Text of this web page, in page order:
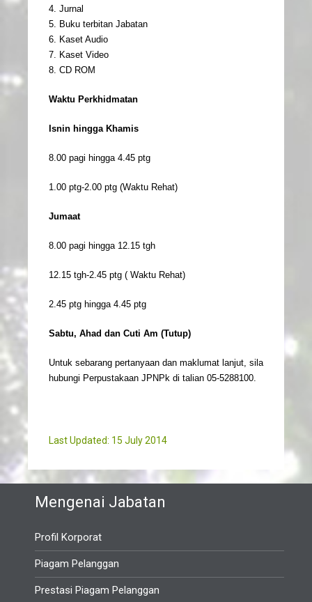
4. Jurnal
5. Buku terbitan Jabatan
6. Kaset Audio
7. Kaset Video
8. CD ROM
Waktu Perkhidmatan
Isnin hingga Khamis
8.00 pagi hingga 4.45 ptg
1.00 ptg-2.00 ptg (Waktu Rehat)
Jumaat
8.00 pagi hingga 12.15 tgh
12.15 tgh-2.45 ptg ( Waktu Rehat)
2.45 ptg hingga 4.45 ptg
Sabtu, Ahad dan Cuti Am (Tutup)
Untuk sebarang pertanyaan dan maklumat lanjut, sila
hubungi Perpustakaan JPNPk di talian 05-5288100.
Last Updated: 15 July 2014
Mengenai Jabatan
Profil Korporat
Piagam Pelanggan
Prestasi Piagam Pelanggan